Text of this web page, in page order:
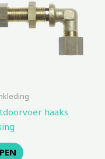
haaks